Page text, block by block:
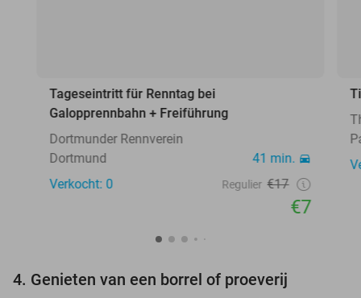
Tageseintritt für Renntag bei
Galopprennbahn + Freiführung
Dortmunder Rennverein
Dortmund
41 min.
Verkocht: 0
Regulier €17
€7
4. Genieten van een borrel of proeverij